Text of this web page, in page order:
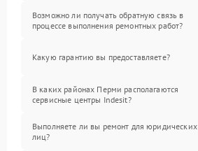
Возможно ли получать обратную связь в
процессе выполнения ремонтных работ?
Какую гарантию вы предоставляете?
В каких районах Перми располагаются
сервисные центры Indesit?
Выполняете ли вы ремонт для юридических
лиц?